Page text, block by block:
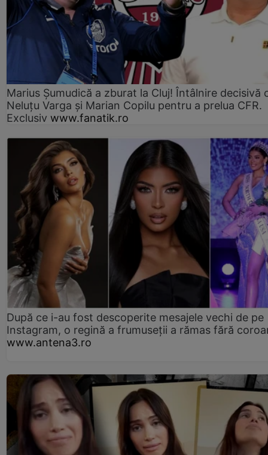
Marius Şumudică a zburat la Cluj! Întâlnire decisivă
Neluţu Varga şi Marian Copilu pentru a prelua CFR.
Exclusiv www.fanatik.ro
După ce i-au fost descoperite mesajele vechi de pe
Instagram, o regină a frumuseții a rămas fără
www.antena3.ro